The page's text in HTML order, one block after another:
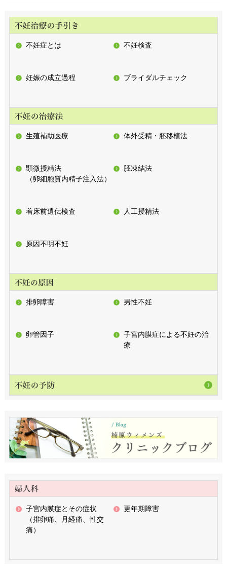
不妊症とは 不妊検査
妊娠の成立過程 ブライダルチェック
生殖補助医療 体外受精・胚移植法
顕微授精法
（卵細胞質内精子注入法）
胚凍結法
着床前遺伝検査 人工授精法
原因不明不妊
排卵障害 男性不妊
卵管因子
子宮内膜症による不妊の治
療
子宮内膜症とその症状
（排卵痛、月経痛、性交
痛）
更年期障害